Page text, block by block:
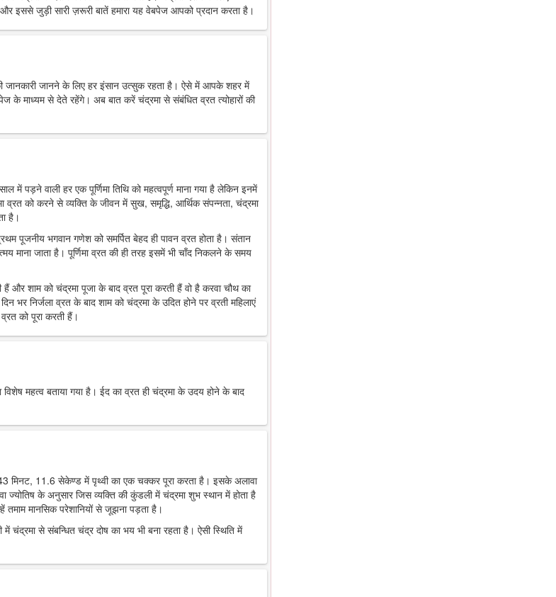
इससे जुड़ी सारी ज़रूरी बातें हमारा यह वेबपेज आपको प्रदान करता है।
जानकारी जानने के लिए हर इंसान उत्सुक रहता है। ऐसे में आपके शहर में
माध्यम से देते रहेंगे। अब बात करें चंद्रमा से संबंधित व्रत त्योहारों की
में पड़ने वाली हर एक पूर्णिमा तिथि को महत्वपूर्ण माना गया है लेकिन इनमें
व्रत को करने से व्यक्ति के जीवन में सुख, समृद्धि, आर्थिक संपन्नता, चंद्रमा
है।
पूजनीय भगवान गणेश को समर्पित बेहद ही पावन व्रत होता है। संतान
माना जाता है। पूर्णिमा व्रत की ही तरह इसमें भी चाँद निकलने के समय
हैं और शाम को चंद्रमा पूजा के बाद व्रत पूरा करती हैं वो है करवा चौथ का
भर निर्जला व्रत के बाद शाम को चंद्रमा के उदित होने पर व्रती महिलाएं
को पूरा करती हैं।
महत्व बताया गया है। ईद का व्रत ही चंद्रमा के उदय होने के बाद
मिनट, 11.6 सेकेण्ड में पृथ्वी का एक चक्कर पूरा करता है। इसके अलावा
ज्योतिष के अनुसार जिस व्यक्ति की कुंडली में चंद्रमा शुभ स्थान में होता है
तमाम मानसिक परेशानियों से जूझना पड़ता है।
से संबन्धित चंद्र दोष का भय भी बना रहता है। ऐसी स्थिति में